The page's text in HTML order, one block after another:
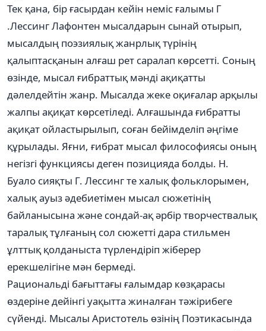
Тек қана, бір ғасырдан кейін неміс ғалымы Г
.Лессинг Лафонтен мысалдарын сынай отырып,
мысалдың поэзиялық жанрлық түрінің
қалыптасқанын алғаш рет саралап көрсетті. Соның
өзінде, мысал ғибраттық мәнді ақиқатты
дәлелдейтін жанр. Мысалда жеке оқиғалар арқылы
жалпы ақиқат көрсетіледі. Алғашында ғибратты
ақиқат ойластырылып, соған бейімделіп әңгіме
құрылады. Яғни, ғибрат мысал философиясы оның
негізгі функциясы деген позицияда болды. Н.
Буало сияқты Г. Лессинг те халық фольклорымен,
халық ауыз әдебиетімен мысал сюжетінің
байланысына және сондай-ақ әрбір творчествалық
таралық тұлғаның сол сюжетті дара стильмен
ұлттық қолданыста түрлендіріп жіберер
ерекшелігіне мән бермеді.
Рациональді бағыттағы ғалымдар көзқарасы
өздеріне дейінгі уақытта жиналған тәжірибеге
сүйенді. Мысалы Аристотель өзінің Поэтикасында